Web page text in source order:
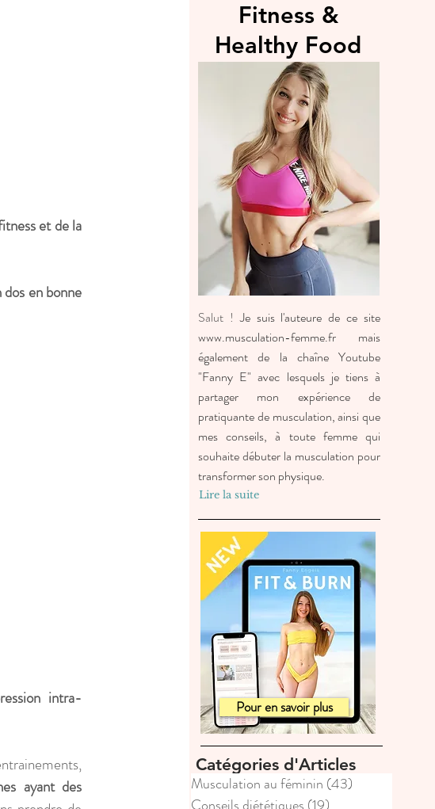
et de la
en bonne
intra-
ayant des
Fitness &
Healthy Food
Salut !Je suis l'auteure de ce site
www.musculation-femme.fr mais
également de la chaîne Youtube
"Fanny E" avec lesquels je tiens à
partager mon expérience de
pratiquante de musculation, ainsi que
mes conseils, à toute femme qui
souhaite débuter la musculation pour
transformer son physique.
Lire la suite
Pour en savoir plus
Catégories d'Articles
Musculation au féminin (43)